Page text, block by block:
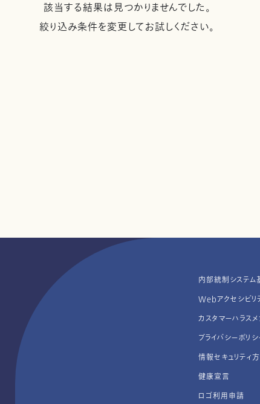
該当する結果は見つかりませんでした。
絞り込み条件を変更してお試しください。
内部統制システ
Webアクセシビリ
カスタマーハラス
プライバシーポリシ
情報セキュリティ
健康宣言
ロゴ利用申請